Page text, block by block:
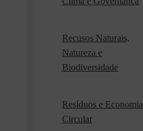
Recusos Naturais,
Natureza e
Biodiversidade
Resíduos e Economia
Circular